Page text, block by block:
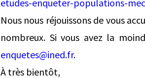
etudes-enqueter-populations-
Nous nous réjouissons de vous
nombreux. Si vous avez la
enquetes@ined.fr.
À très bientôt,